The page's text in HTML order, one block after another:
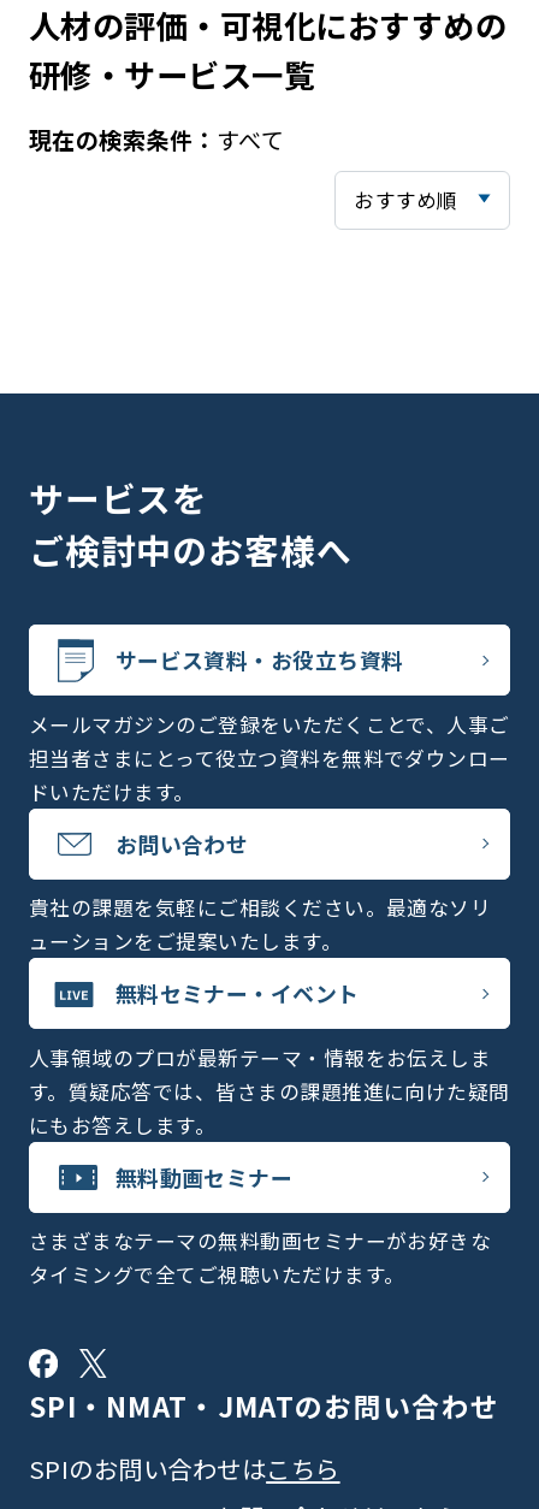
人材の評価・可視化におすすめの
研修・サービス一覧
すべて
サービスを
ご検討中のお客様へ
サービス資料・お役立ち資料
メールマガジンのご登録をいただくことで、人事ご
担当者さまにとって役立つ資料を無料でダウンロー
ドいただけます。
お問い合わせ
貴社の課題を気軽にご相談ください。最適なソリ
ューションをご提案いたします。
無料セミナー・イベント
人事領域のプロが最新テーマ・情報をお伝えしま
す。質疑応答では、皆さまの課題推進に向けた疑問
にもお答えします。
無料動画セミナー
さまざまなテーマの無料動画セミナーがお好きな
タイミングで全てご視聴いただけます。
SPI・NMAT・JMATのお問い合わせ
SPIのお問い合わせはこちら